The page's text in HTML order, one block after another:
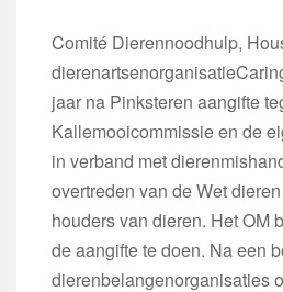
Comité Dierennoodhulp,
jaar na Pinksteren aangifte
Kallemooicommissie en de
in verband met
overtreden van de Wet
houders van dieren. Het OM
de aangifte te doen. Na een
dierenbelangenorganisaties